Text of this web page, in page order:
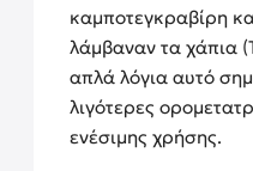
καμποτεγκραβίρη
λάμβαναν τα χάπια
απλά λόγια αυτό
λιγότερες
ενέσιμης χρήσης.